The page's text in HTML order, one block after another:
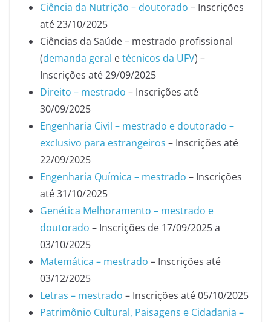
Ciência da Nutrição – doutorado – Inscrições
até 23/10/2025
Ciências da Saúde – mestrado profissional
(demanda geral etécnicos da UFV) –
Inscrições até 29/09/2025
Direito – mestrado – Inscrições até
30/09/2025
Engenharia Civil – mestrado e doutorado –
exclusivo para estrangeiros – Inscrições até
22/09/2025
Engenharia Química – mestrado – Inscrições
até 31/10/2025
Genética Melhoramento – mestrado e
doutorado – Inscrições de 17/09/2025 a
03/10/2025
Matemática – mestrado – Inscrições até
03/12/2025
Letras – mestrado – Inscrições até 05/10/2025
Patrimônio Cultural, Paisagens e Cidadania –